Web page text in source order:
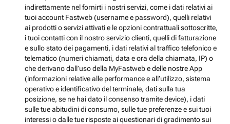
indirettamente nel fornirti i nostri servizi, come i dati relativi ai
tuoi account Fastweb (username e password), quelli relativi
ai prodotti o servizi attivati e le opzioni contrattuali sottoscritte,
i tuoi contatti con il nostro servizio clienti, quelli di fatturazione
e sullo stato dei pagamenti, i dati relativi al traffico telefonico e
telematico (numeri chiamati, data e ora della chiamata, IP) o
che derivano dall’uso della MyFastweb e delle nostre App
(informazioni relative alle performance e all’utilizzo, sistema
operativo e identificativo del terminale, dati sulla tua
posizione, se ne hai dato il consenso tramite device), i dati
sulle tue abitudini di consumo, sulle tue preferenze e sui tuoi
interessi o dalle tue risposte ai questionari di gradimento sui